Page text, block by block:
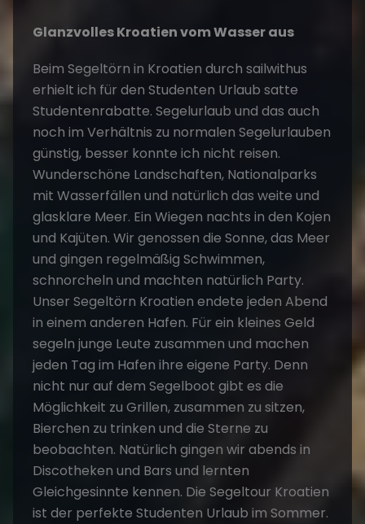
Glanzvolles Kroatien vom Wasser aus
Beim Segeltörn in Kroatien durch sailwithus
erhielt ich für den Studenten Urlaub satte
Studentenrabatte. Segelurlaub und das auch
noch im Verhältnis zu normalen Segelurlauben
günstig, besser konnte ich nicht reisen.
Wunderschöne Landschaften, Nationalparks
mit Wasserfällen und natürlich das weite und
glasklare Meer. Ein Wiegen nachts in den Kojen
und Kajüten. Wir genossen die Sonne, das Meer
und gingen regelmäßig Schwimmen,
schnorcheln und machten natürlich Party.
Unser Segeltörn Kroatien endete jeden Abend
in einem anderen Hafen. Für ein kleines Geld
segeln junge Leute zusammen und machen
jeden Tag im Hafen ihre eigene Party. Denn
nicht nur auf dem Segelboot gibt es die
Möglichkeit zu Grillen, zusammen zu sitzen,
Bierchen zu trinken und die Sterne zu
beobachten. Natürlich gingen wir abends in
Discotheken und Bars und lernten
Gleichgesinnte kennen. Die Segeltour Kroatien
ist der perfekte Studenten Urlaub im Sommer.